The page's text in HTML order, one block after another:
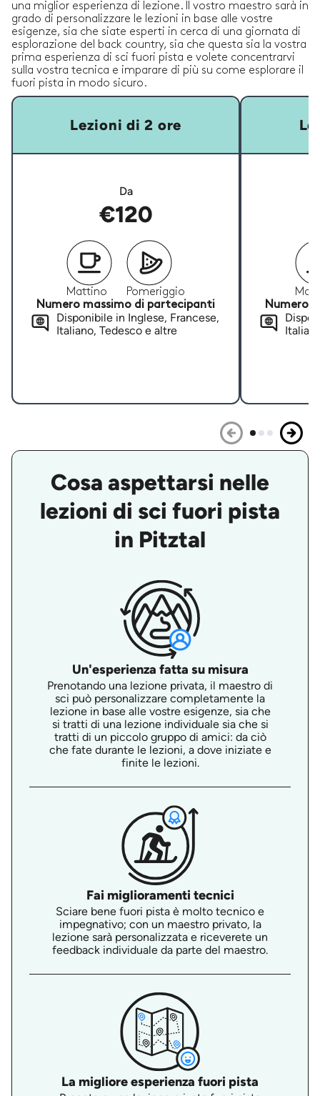
una miglior esperienza di lezione. Il vostro maestro sarà in
grado di personalizzare le lezioni in base alle vostre
esigenze, sia che siate esperti in cerca di una giornata di
esplorazione del back country, sia che questa sia la vostra
prima esperienza di sci fuori pista e volete concentrarvi
sulla vostra tecnica e imparare di più su come esplorare il
fuori pista in modo sicuro.
Lezioni di 2 ore
Da
€120
Mattino
Pomeriggio
Numero massimo di partecipanti
Disponibile in Inglese, Francese,
Italiano, Tedesco e altre
Numero
Cosa aspettarsi nelle
lezioni di sci fuori pista
in Pitztal
Un'esperienza fatta su misura
Prenotando una lezione privata, il maestro di
sci può personalizzare completamente la
lezione in base alle vostre esigenze, sia che
si tratti di una lezione individuale sia che si
tratti di un piccolo gruppo di amici: da ciò
che fate durante le lezioni, a dove iniziate e
finite le lezioni.
Fai miglioramenti tecnici
Sciare bene fuori pista è molto tecnico e
impegnativo; con un maestro privato, la
lezione sarà personalizzata e riceverete un
feedback individuale da parte del maestro.
La migliore esperienza fuori pista